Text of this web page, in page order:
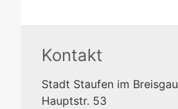
Kontakt
Stadt Staufen im Breisgau
Hauptstr. 53